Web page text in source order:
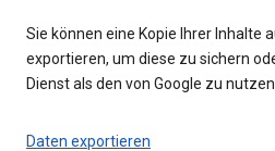
Sie können eine Kopie Ihrer Inhalte
exportieren, um diese zu sichern
Dienst als den von Google zu nutzen.
Daten exportieren